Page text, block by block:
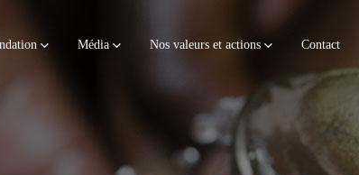
Média Nos valeurs et actions Contact